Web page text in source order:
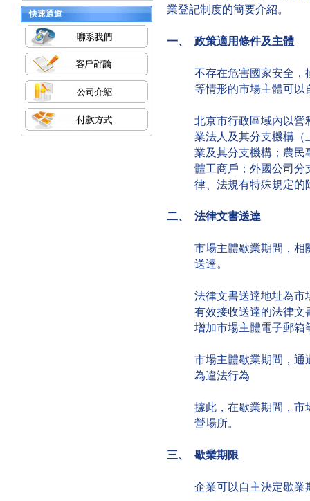
快速通道
業登記制度的簡要介紹。
一、 政策適用條件及主體
不存在危害國家安全，
等情形的市場主體可以
北京市行政區域內以營
業法人及其分支機構（
業及其分支機構；農民
體工商戶；外國公司分
律、法規有特殊規定的
二、 法律文書送達
市場主體歇業期間，相
送達。
法律文書送達地址為市
有效接收送達的法律文
增加市場主體電子郵箱
市場主體歇業期間，通
為違法行為
據此，在歇業期間，市
營場所。
三、 歇業期限
企業可以自主決定歇業